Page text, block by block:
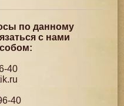
по данному
с нами
40
40